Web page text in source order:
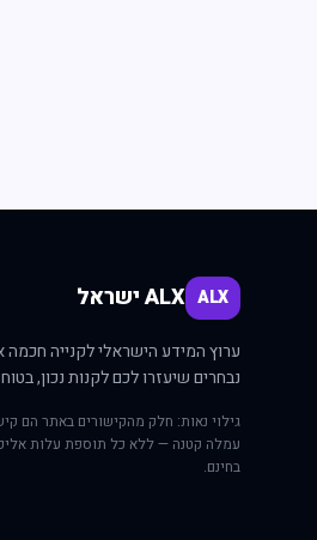
ALX ALX ישראל
ערוץ המידע הישראלי לקנייה חכמה
נבחרים שיעזרו לכם לקנות נכון,
גילוי נאות: חלק מהקישורים באתר הם
עמלה קטנה — ללא כל תוספת עלות
בחינם.